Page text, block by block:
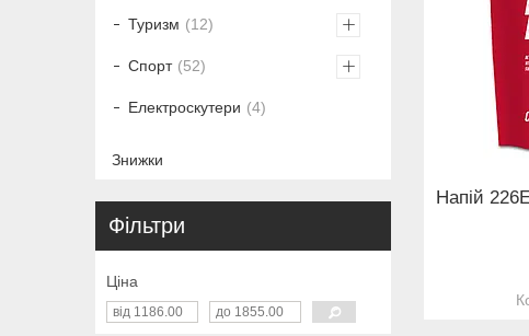
Напій
Туризм 12
Спорт 52
Електроскутери 4
Знижки
Фільтри
Ціна